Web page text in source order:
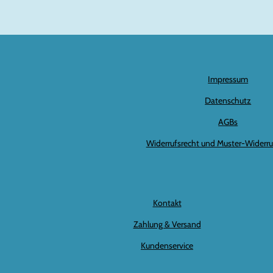
Impressum
Datenschutz
AGBs
Widerrufsrecht und Muster-
Kontakt
Zahlung & Versand
Kundenservice